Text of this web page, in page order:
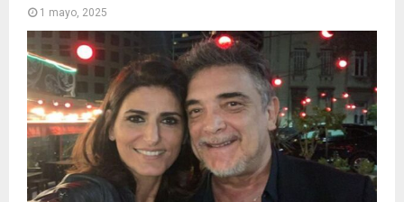
1 mayo, 2025